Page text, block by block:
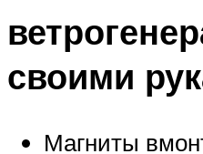
своими
Магниты